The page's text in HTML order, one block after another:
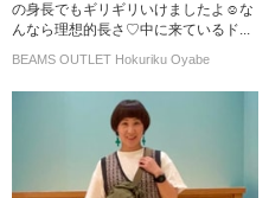
の身長でもギリギリいけましたよ☺︎な
んなら理想的長さ♡中に来ているド...
BEAMS OUTLET Hokuriku Oyabe